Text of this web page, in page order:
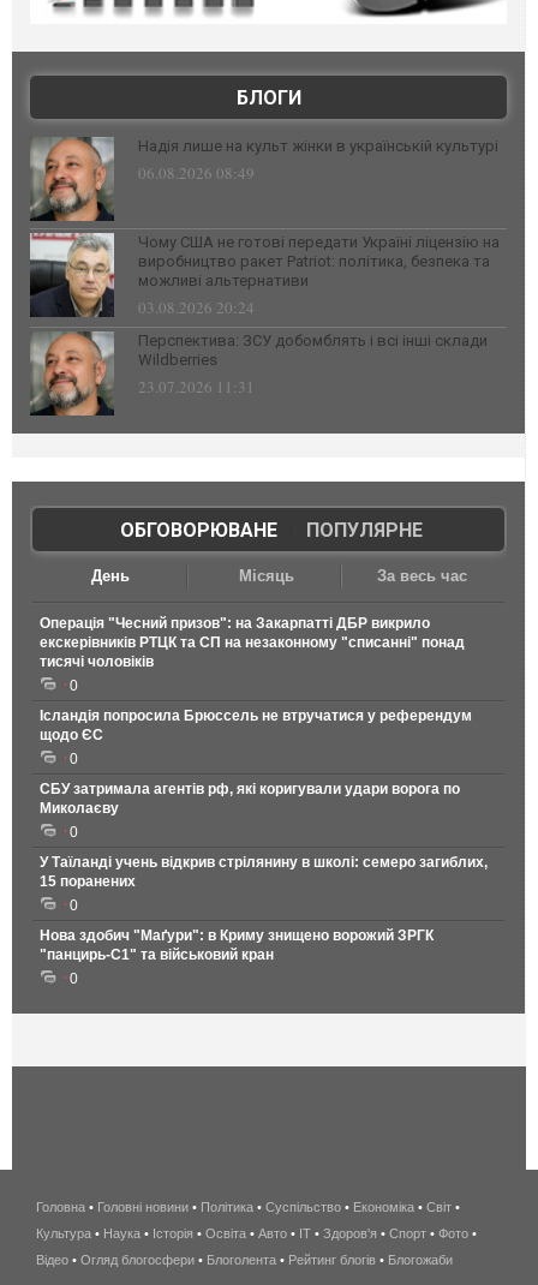
БЛОГИ
Надія лише на культ жінки в українській культурі
06.08.2026 08:49
Чому США не готові передати Україні ліцензію на
виробництво ракет Patriot: політика, безпека та
можливі альтернативи
03.08.2026 20:24
Перспектива: ЗСУ добомблять і всі інші склади
Wildberries
23.07.2026 11:31
ОБГОВОРЮВАНЕ| ПОПУЛЯРНЕ
День Місяць За весь час
Операція "Чесний призов": на Закарпатті ДБР викрило
екскерівників РТЦК та СП на незаконному "списанні" понад
тисячі чоловіків
0
Ісландія попросила Брюссель не втручатися у референдум
щодо ЄС
0
СБУ затримала агентів рф, які коригували удари ворога по
Миколаєву
0
У Таїланді учень відкрив стрілянину в школі: семеро загиблих,
15 поранених
0
Нова здобич "Маґури": в Криму знищено ворожий ЗРГК
"панцирь-С1" та військовий кран
0
беспроводной
интернет
киев
Головна • Головні новини • Політика • Суспільство • Економіка • Світ •
Культура • Наука • Історія • Освіта • Авто • IT • Здоров'я • Спорт • Фото •
Відео • Огляд блогосфери • Блоголента • Рейтинг блогів • Блогожаби